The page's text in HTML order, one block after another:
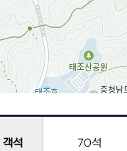
객석 70석